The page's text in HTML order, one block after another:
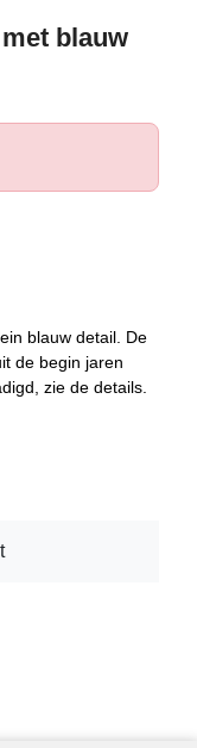
blauw
blauw detail. De
de begin jaren
zie de details.